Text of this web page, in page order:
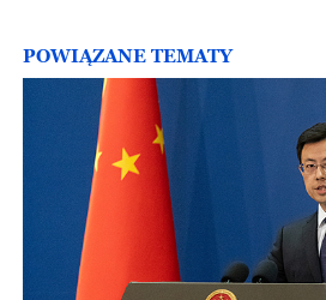
POWIĄZANE TEMATY